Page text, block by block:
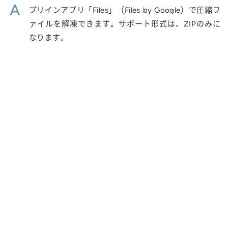
A
プリインアプリ「Files」（Files by Google）で圧縮フ
ァイルを解凍できます。サポート形式は、ZIPのみに
なります。